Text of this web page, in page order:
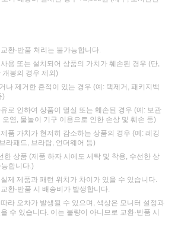
환·반품 처리는 불가능합니다.
용 또는 설치되어 상품의 가치가 훼손된 경우 (단,
봉의 경우 제외)
나 제거한 흔적이 있는 경우 (예: 택제거, 패키지백
)
로 인하여 상품이 멸실 또는 훼손된 경우 (예: 보관
염, 물놀이 기구 이용으로 인한 손상 및 훼손 등)
품 가치가 현저히 감소하는 상품의 경우 (예: 레깅
라패드, 브라탑, 언더웨어 등)
한 상품 (제품 하자 시에도 세탁 및 착용, 수선한 상
합니다.)
제 제품과 패턴 위치가 차이가 있을 수 있습니다.
환·반품 시 배송비가 발생합니다.
라 오차가 발생될 수 있으며, 색상은 모니터 설정과
수 있습니다. 이는 불량이 아니므로 교환·반품 시